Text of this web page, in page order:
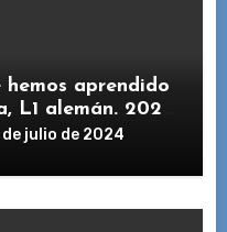
aprendido
L1 alemán. 2023
de julio de 2024